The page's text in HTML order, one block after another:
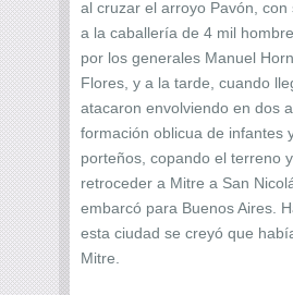
al cruzar el arroyo Pavón, con
a la caballería de 4 mil
por los generales Manuel
Flores, y a la tarde, cuando
atacaron envolviendo en dos
formación oblicua de infantes
porteños, copando el terreno
retroceder a Mitre a San
embarcó para Buenos Aires.
esta ciudad se creyó que
Mitre.